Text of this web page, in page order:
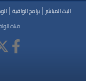
البث المباشر برامج الواقية
قناة